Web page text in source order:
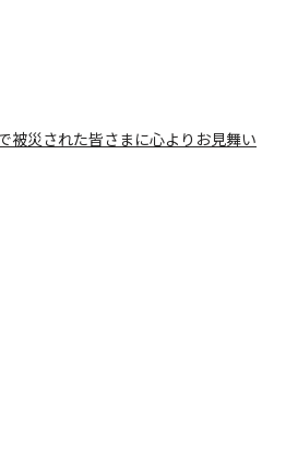
被災された皆さまに心よりお見舞い